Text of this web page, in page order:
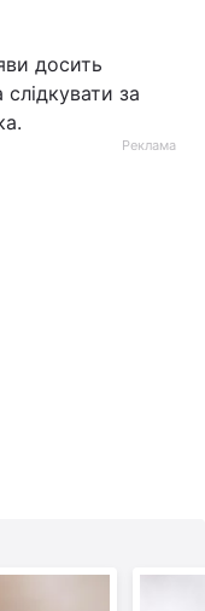
досить
за
Реклама